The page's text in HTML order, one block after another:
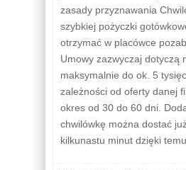
zasady przyznawania
szybkiej pożyczki
otrzymać w placówce
Umowy zazwyczaj dotyczą
maksymalnie do ok. 5
zależności od oferty danej
okres od 30 do 60 dni.
chwilówkę można dostać
kilkunastu minut dzięki